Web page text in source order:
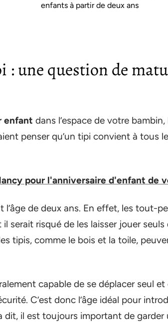
enfants à partir de deux ans
: une question de
enfant dans l’espace de votre bambin,
penser qu’un tipi convient à tous
pour l'anniversaire d'enfant de
l’âge de deux ans. En effet, les tout-
serait risqué de les laisser jouer seuls
tipis, comme le bois et la toile,
capable de se déplacer seul et
C’est donc l’âge idéal pour
dit, il est toujours important de